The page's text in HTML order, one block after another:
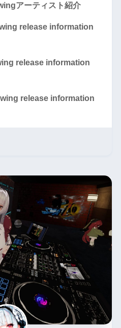
アーティスト紹介
release information
release information
release information